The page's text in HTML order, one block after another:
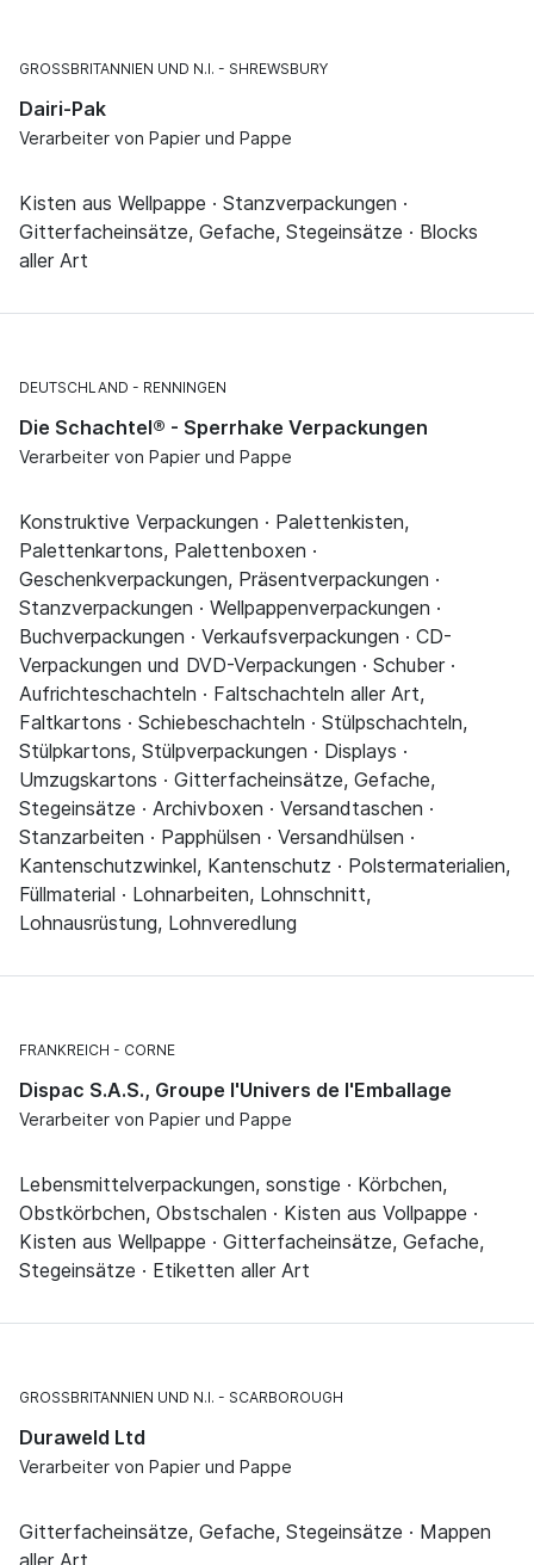
GROSSBRITANNIEN UND N.I. SHREWSBURY
Dairi-Pak
Verarbeiter von Papier und Pappe
Kisten aus Wellpappe · Stanzverpackungen ·
Gitterfacheinsätze, Gefache, Stegeinsätze · Blocks
aller Art
DEUTSCHLAND RENNINGEN
Die Schachtel® - Sperrhake Verpackungen
Verarbeiter von Papier und Pappe
Konstruktive Verpackungen · Palettenkisten,
Palettenkartons, Palettenboxen ·
Geschenkverpackungen, Präsentverpackungen ·
Stanzverpackungen · Wellpappenverpackungen ·
Buchverpackungen · Verkaufsverpackungen · CD-
Verpackungen und DVD-Verpackungen · Schuber ·
Aufrichteschachteln · Faltschachteln aller Art,
Faltkartons · Schiebeschachteln · Stülpschachteln,
Stülpkartons, Stülpverpackungen · Displays ·
Umzugskartons · Gitterfacheinsätze, Gefache,
Stegeinsätze · Archivboxen · Versandtaschen ·
Stanzarbeiten · Papphülsen · Versandhülsen ·
Kantenschutzwinkel, Kantenschutz · Polstermaterialien,
Füllmaterial · Lohnarbeiten, Lohnschnitt,
Lohnausrüstung, Lohnveredlung
FRANKREICH CORNE
Dispac S.A.S., Groupe l'Univers de l'Emballage
Verarbeiter von Papier und Pappe
Lebensmittelverpackungen, sonstige · Körbchen,
Obstkörbchen, Obstschalen · Kisten aus Vollpappe ·
Kisten aus Wellpappe · Gitterfacheinsätze, Gefache,
Stegeinsätze · Etiketten aller Art
GROSSBRITANNIEN UND N.I. SCARBOROUGH
Duraweld Ltd
Verarbeiter von Papier und Pappe
Gitterfacheinsätze, Gefache, Stegeinsätze · Mappen
aller Art